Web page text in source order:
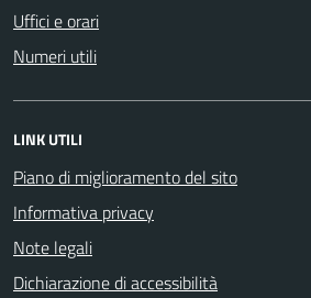
Uffici e orari
Numeri utili
LINK UTILI
Piano di miglioramento del sito
Informativa privacy
Note legali
Dichiarazione di accessibilità